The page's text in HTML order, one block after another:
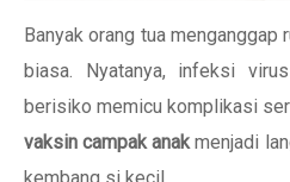
Banyak orang tua
biasa. Nyatanya, infeksi
berisiko memicu komplikasi
vaksin campak anakmenjadi